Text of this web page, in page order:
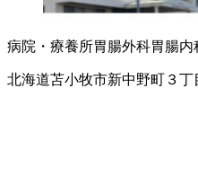
病院・療養所胃腸外科胃腸内
北海道苫小牧市新中野町３丁